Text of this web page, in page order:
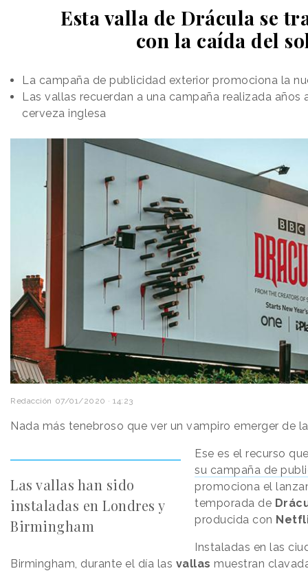
Esta valla de Drácula se
con la caída del
La campaña de publicidad exterior promociona la
Las vallas recuerdan a una campaña realizada años
cerveza inglesa
Redacción 07/01/2020 · 14:23
Nada más tenebroso que ver un vampiro emerger de
Las vallas han sido
instaladas en Londres y
Birmingham
Ese es el recurso
su campaña de
promociona el
temporada de
producida con
Instaladas en las
Birmingham, durante el día las vallas muestran